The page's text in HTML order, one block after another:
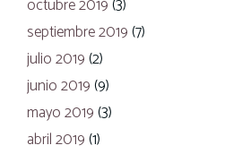
octubre 2019 (3)
septiembre 2019 (7)
julio 2019 (2)
junio 2019 (9)
mayo 2019 (3)
abril 2019 (1)